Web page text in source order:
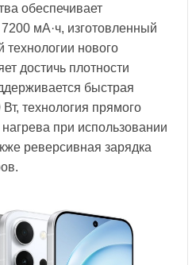
обеспечивает
мА·ч, изготовленный
технологии нового
достичь плотности
быстрая
технология прямого
при использовании
реверсивная зарядка